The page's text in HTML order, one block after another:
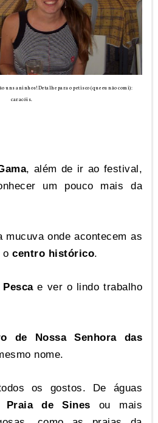
uns aninhos! Detalhe para o petisco (que eu não comi):
caracóis.
, além de ir ao festival,
um pouco mais da
onde acontecem as
o centro histórico.
e ver o lindo trabalho
de Nossa Senhora das
nome.
os gostos. De águas
Praia de Sines ou mais